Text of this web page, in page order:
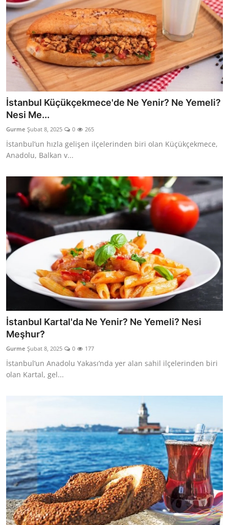
İstanbul Küçükçekmece'de Ne Yenir? Ne Yemeli?
Nesi Me...
Gurme Şubat 8, 2025 0 265
İstanbul’un hızla gelişen ilçelerinden biri olan Küçükçekmece,
Anadolu, Balkan v...
İstanbul Kartal'da Ne Yenir? Ne Yemeli? Nesi
Meşhur?
Gurme Şubat 8, 2025 0 177
İstanbul’un Anadolu Yakası’nda yer alan sahil ilçelerinden biri
olan Kartal, gel...